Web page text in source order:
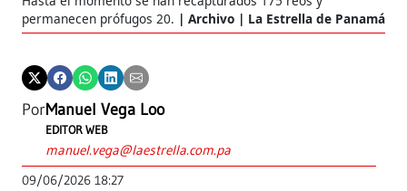
permanecen prófugos 20.
Archivo | La Estrella de Panamá
PorManuel Vega Loo
EDITOR WEB
manuel.vega@laestrella.com.pa
09/06/2026 18:27